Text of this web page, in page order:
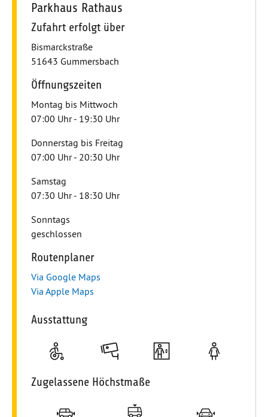
Parkhaus Rathaus
Zufahrt erfolgt über
Bismarckstraße
51643 Gummersbach
Öffnungszeiten
Montag bis Mittwoch
07:00 Uhr - 19:30 Uhr
Donnerstag bis Freitag
07:00 Uhr - 20:30 Uhr
Samstag
07:30 Uhr - 18:30 Uhr
Sonntags
geschlossen
Routenplaner
Via Google Maps
Via Apple Maps
Ausstattung
Stellplätze für Personen mit Handicap
Videoüberwachung für Ihre Sicherheit
Ausgestattet mit
Zugelassene Höchstmaße